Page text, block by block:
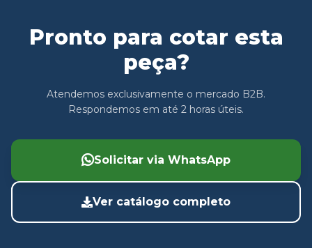
Pronto para cotar esta
peça?
Atendemos exclusivamente o mercado B2B.
Respondemos em até 2 horas úteis.
Solicitar via WhatsApp
Ver catálogo completo